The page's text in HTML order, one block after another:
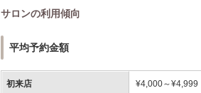
サロンの利用傾向
平均予約金額
初来店 ¥4,000～¥4,999